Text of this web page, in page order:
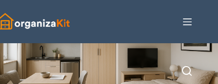
para
o
conteúdo